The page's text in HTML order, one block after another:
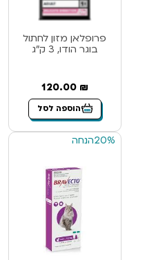
פרופלאן מזון לחתול
בוגר הודו, 3 ק”ג
120.00 ₪
הוספה לסל
20%הנחה